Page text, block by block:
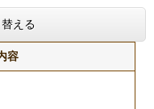
える
容